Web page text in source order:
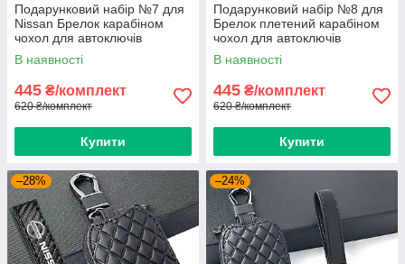
Подарунковий набір №7 для
Nissan Брелок карабіном
чохол для автоключів
В наявності
445 ₴/комплект
620 ₴/комплект
Купити
Подарунковий набір №8 для
Брелок плетений карабіном
чохол для автоключів
В наявності
445 ₴/комплект
620 ₴/комплект
Купити
–28% –24%